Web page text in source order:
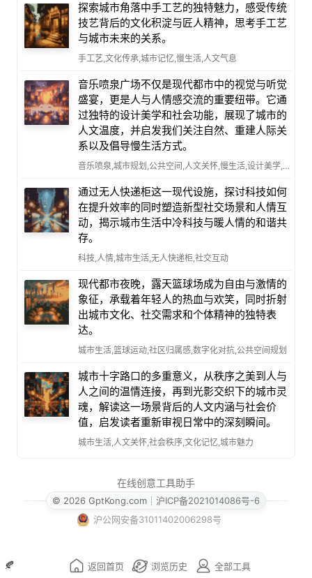
探索城市角落中手工艺的独特魅力，感受传统
技艺背后的文化积淀与匠人精神，思考手工艺
与城市未来的关系。
手工艺,文化传承,城市记忆,慢生活,人文气息
音乐喷泉广场不仅是现代都市中的视觉与听觉
盛宴，更是人与人情感交流的重要纽带。它通
过独特的设计美学和社会功能，展现了城市的
人文温度，并启发我们关注自然、重建人际关
系以及倡导慢生活方式。
音乐喷泉,城市规划,公共空间,人文关怀,慢生活,设计美学,社会互动
通过无人快递柜这一现代设施，探讨科技如何
在提升效率的同时塑造新型社交场景和人情互
动，揭示城市生活中冷科技与暖人情的和谐共
存。
科技,人情,城市生活,无人快递柜,社交互动
现代都市夜晚，露天篮球场成为自由与激情的
象征，承载着年轻人的热血与欢笑，同时折射
出城市文化、社交需求和个体精神的独特表
达。
城市生活,篮球运动,社区归属感,数字化对抗,公共空间规划
城市十字路口的多重意义，从秩序之美到人与
人之间的温情连接，再到光影交织下的城市灵
魂，解读这一场景背后的人文内涵与社会价
值，启发读者重新审视日常中的深刻瞬间。
城市生活,人文关怀,社会秩序,文化记忆,城市魅力
在线创意工具助手
© 2026 GptKong.com ┊ 沪ICP备2021014086号-6
沪公网安备31011402006298号
🍂 返回首页 浏览历史 全部工具